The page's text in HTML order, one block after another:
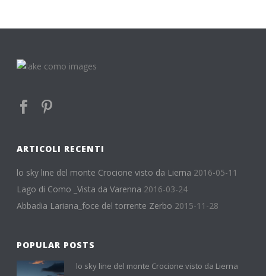
ARTICOLI RECENTI
lo sky line del monte Crocione visto da Lierna 2016-05-11
Lago di Como _Vista da Varenna 2016-03-24
Abbadia Lariana_foce del torrente Zerbo 2015-11-28
POPULAR POSTS
lo sky line del monte Crocione visto da Lierna